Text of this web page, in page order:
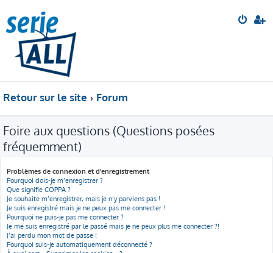
Retour sur le site Forum
Foire aux questions (Questions posées
fréquemment)
Problèmes de connexion et d’enregistrement
Pourquoi dois-je m’enregistrer ?
Que signifie COPPA ?
Je souhaite m’enregistrer, mais je n’y parviens pas !
Je suis enregistré mais je ne peux pas me connecter !
Pourquoi ne puis-je pas me connecter ?
Je me suis enregistré par le passé mais je ne peux plus me connecter ?!
J’ai perdu mon mot de passe !
Pourquoi suis-je automatiquement déconnecté ?